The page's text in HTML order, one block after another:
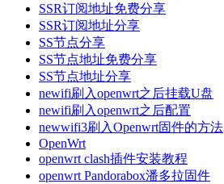
SSR订阅地址免费分享
SSR订阅地址分享
SS节点分享
SS节点地址免费分享
SS节点地址分享
newifi刷入openwrt之后挂载U盘
newifi刷入openwrt之后配置
newwifi3刷入Openwrt固件的方法
OpenWrt
openwrt clash插件安装教程
openwrt Pandorabox潘多拉固件